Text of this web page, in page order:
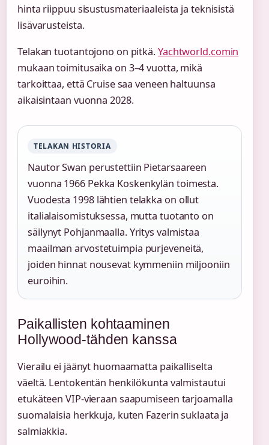
hinta riippuu sisustusmateriaaleista ja teknisistä
lisävarusteista.
Telakan tuotantojono on pitkä.Yachtworld.comin
mukaan toimitusaika on 3–4 vuotta, mikä
tarkoittaa, että Cruise saa veneen haltuunsa
aikaisintaan vuonna 2028.
TELAKAN HISTORIA
Nautor Swan perustettiin Pietarsaareen
vuonna 1966 Pekka Koskenkylän toimesta.
Vuodesta 1998 lähtien telakka on ollut
italialaisomistuksessa, mutta tuotanto on
säilynyt Pohjanmaalla. Yritys valmistaa
maailman arvostetuimpia purjeveneitä,
joiden hinnat nousevat kymmeniin miljooniin
euroihin.
Paikallisten kohtaaminen
Hollywood-tähden kanssa
Vierailu ei jäänyt huomaamatta paikalliselta
väeltä. Lentokentän henkilökunta valmistautui
etukäteen VIP-vieraan saapumiseen tarjoamalla
suomalaisia herkkuja, kuten Fazerin suklaata ja
salmiakkia.